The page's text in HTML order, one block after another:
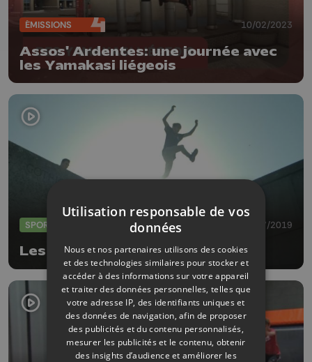
ÉMISSIONS 10/02/2023
Assos' Ardentes: une journée avec
les Yamakasi liégeois
SPORTS 30/07/2019
Les Yamakasi liégeois
Utilisation responsable de vos
données
Nous et nos partenaires utilisons des cookies
et des technologies similaires pour stocker et
accéder à des informations sur votre appareil
et traiter des données personnelles, telles que
votre adresse IP, des identifiants uniques et
des données de navigation, afin de proposer
des publicités et du contenu personnalisés,
mesurer les publicités et le contenu, obtenir
des insights d’audience et améliorer les